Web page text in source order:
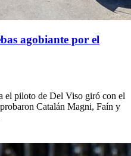
agobiante por el
el piloto de Del Viso giró con el
Catalán Magni, Faín y